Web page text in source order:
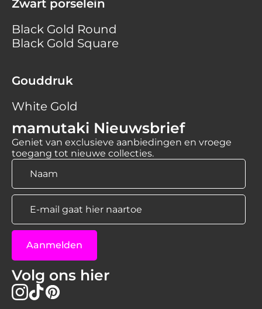
Zwart porselein
Black Gold Round
Black Gold Square
Gouddruk
White Gold
mamutaki Nieuwsbrief
Geniet van exclusieve aanbiedingen en vroege
toegang tot nieuwe collecties.
Naam
E-
mail
Aanmelden
Volg ons hier